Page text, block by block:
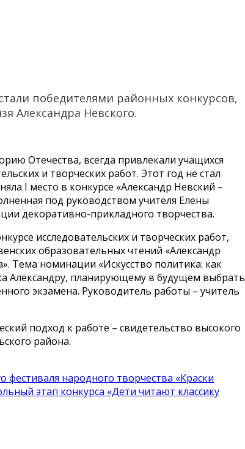
победителями районных конкурсов,
Александра Невского.
Отечества, всегда привлекали учащихся
и творческих работ. Этот год не стал
I место в конкурсе «Александр Невский –
под руководством учителя Елены
декоративно-прикладного творчества.
исследовательских и творческих работ,
образовательных чтений «Александр
Тема номинации «Искусство политика: как
Александру, планирующему в будущем выбрать
экзамена. Руководитель работы – учитель
подход к работе – свидетельство высокого
района.
народного творчества «Краски
этап конкурса «Дети читают классику